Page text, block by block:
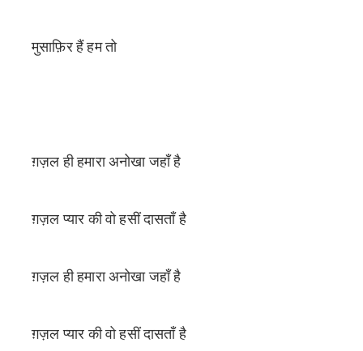
मुसाफ़िर हैं हम तो
ग़ज़ल ही हमारा अनोखा जहाँ है
ग़ज़ल प्यार की वो हसीं दासताँ है
ग़ज़ल ही हमारा अनोखा जहाँ है
ग़ज़ल प्यार की वो हसीं दासताँ है